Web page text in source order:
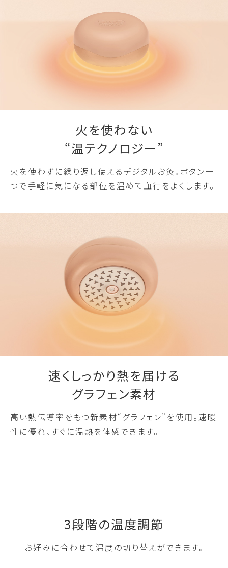
火を使わない
“温テクノロジー”
火を使わずに繰り返し使えるデジタルお灸。ボタン一
つで手軽に気になる部位を温めて血行をよくします。
速くしっかり熱を届ける
グラフェン素材
高い熱伝導率をもつ新素材“グラフェン”を使用。速暖
性に優れ、すぐに温熱を体感できます。
3段階の温度調節
お好みに合わせて温度の切り替えができます。